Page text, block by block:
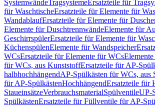
SystemwändeTragsystemeErsatzteile für
für WaschtischeErsatzteile für Elemente für
WandablaufErsatzteile für Elemente für
Elemente für DuschtrennwändeElemente für
GeschirrspülerErsatzteile für Elemente für
KüchenspülenElemente für Wandspeicher
WCsErsatzteile für Elemente für WCs
für WCs, aus KunststoffErsatzteile für AP-
halbhochhängendAP-Spülkästen für WCs, aus
für AP-SpülkästenHochhängendErsatzteile für
StaueinsätzeVerbrauchsmaterialSpülventileUP-
SpülkästenErsatzteile für Füllventile für AP-